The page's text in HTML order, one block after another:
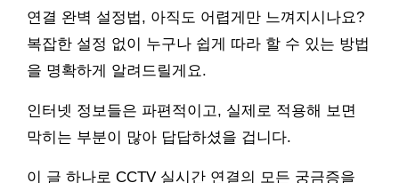
연결 완벽 설정법, 아직도 어렵게만 느껴지시나요?
복잡한 설정 없이 누구나 쉽게 따라 할 수 있는 방법
을 명확하게 알려드릴게요.
인터넷 정보들은 파편적이고, 실제로 적용해 보면
막히는 부분이 많아 답답하셨을 겁니다.
이 글 하나로 CCTV 실시간 연결의 모든 궁금증을